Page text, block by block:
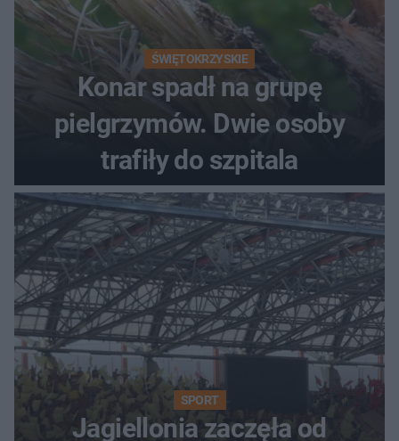
ŚWIĘTOKRZYSKIE
Konar spadł na grupę
pielgrzymów. Dwie osoby
trafiły do szpitala
SPORT
Jagiellonia zaczęła od